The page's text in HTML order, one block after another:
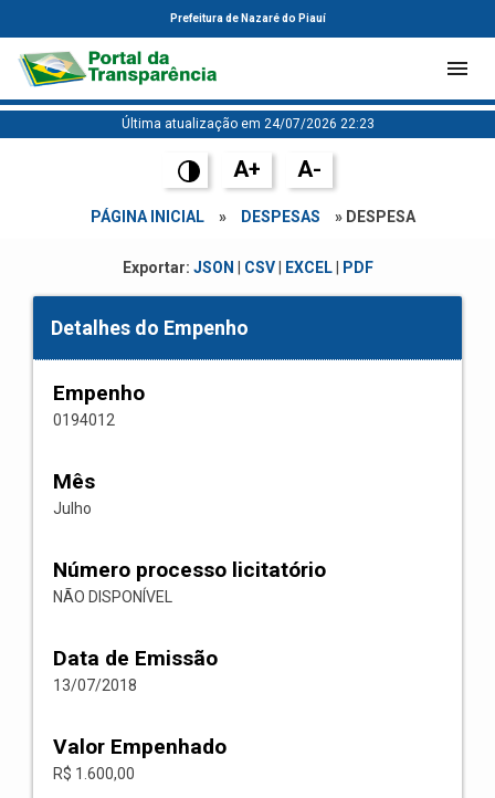
Prefeitura de Nazaré do Piauí
Última atualização em 24/07/2026 22:23
A+ A-
PÁGINA INICIAL » DESPESAS » DESPESA
Exportar: JSON CSV| EXCEL| PDF
Detalhes do Empenho
Empenho
0194012
Mês
Julho
Número processo licitatório
NÃO DISPONÍVEL
Data de Emissão
13/07/2018
Valor Empenhado
R$ 1.600,00